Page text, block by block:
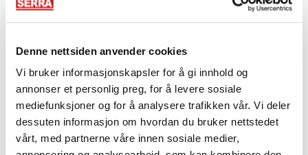
Denne nettsiden anvender cookies
Vi bruker informasjonskapsler for å gi innhold og
annonser et personlig preg, for å levere sosiale
mediefunksjoner og for å analysere trafikken vår. Vi deler
dessuten informasjon om hvordan du bruker nettstedet
vårt, med partnerne våre innen sosiale medier,
Økt sikkerhetsstandard i henhold til
maskinretningslinjer
ME 110
Nyeste styringsteknologi med joystick-padler
som kan tilordnes fritt
Med ny matemotor som standard
Økt sikkerhetsstandard i henhold til